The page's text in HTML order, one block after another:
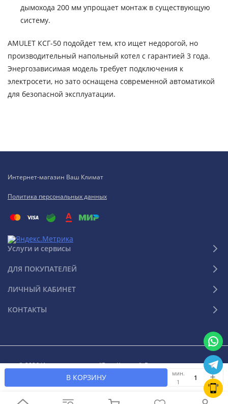
В КОРЗИНУ
мин.
1
дымохода 200 мм упрощает монтаж в существующую
систему.
AMULET КСГ-50 подойдет тем, кто ищет недорогой, но
производительный напольный котел с гарантией 3 года.
Энергозависимая модель требует подключения к
электросети, но зато оснащена современной автоматикой
для безопасной эксплуатации.
Интернет-магазин Ваш Климат
Политика персональных данных
Услуги и сервисы
ДЛЯ ПОКУПАТЕЛЕЙ
ЛИЧНЫЙ КАБИНЕТ
КОНТАКТЫ
© 2026 Интернет-магазин "Ваш Климат". Все права защищены